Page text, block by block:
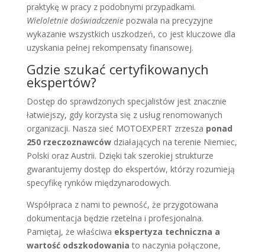
praktykę w pracy z podobnymi przypadkami.
Wieloletnie doświadczeniepozwala na precyzyjne
wykazanie wszystkich uszkodzeń, co jest kluczowe dla
uzyskania pełnej rekompensaty finansowej.
Gdzie szukać certyfikowanych
ekspertów?
Dostęp do sprawdzonych specjalistów jest znacznie
łatwiejszy, gdy korzysta się z usług renomowanych
organizacji. Nasza sieć MOTOEXPERT zrzesza ponad
250 rzeczoznawcówdziałających na terenie Niemiec,
Polski oraz Austrii. Dzięki tak szerokiej strukturze
gwarantujemy dostęp do ekspertów, którzy rozumieją
specyfikę rynków międzynarodowych.
Współpraca z nami to pewność, że przygotowana
dokumentacja będzie rzetelna i profesjonalna.
Pamiętaj, że właściwa ekspertyza techniczna a
wartość odszkodowania to naczynia połączone,